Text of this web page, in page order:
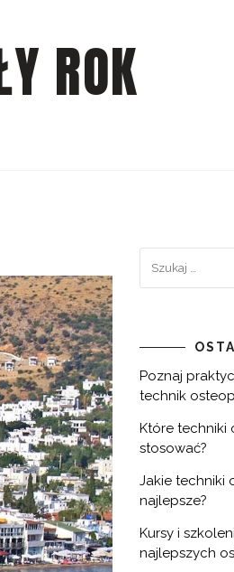
ROK
Poznaj
technik
Które techniki
stosować?
Jakie techniki
najlepsze?
Kursy i
najlepszych